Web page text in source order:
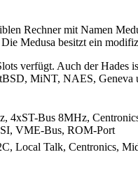
Rechner mit Namen
Medusa besitzt ein
verfügt. Auch der Hades
MiNT, NAES,
Bus 8MHz,
VME-Bus, ROM-Port
Talk, Centronics,